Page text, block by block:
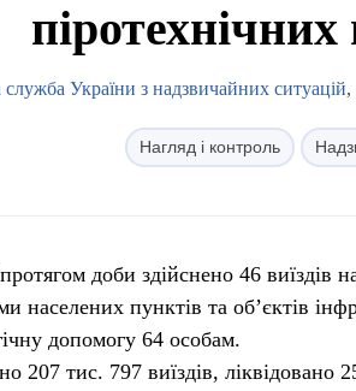
піротехнічних
України з надзвичайних ситуацій,
Нагляд і контроль
доби здійснено 46 виїздів на
населених пунктів та об’єктів
допомогу 64 особам.
207 тис. 797 виїздів,